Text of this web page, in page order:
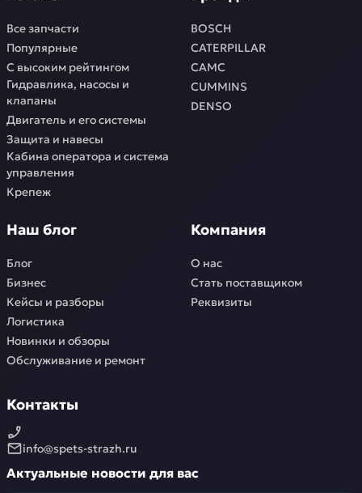
Все запчасти
Популярные
С высоким рейтингом
Гидравлика, насосы и
клапаны
Двигатель и его системы
Защита и навесы
Кабина оператора и система
управления
Крепеж
BOSCH
CATERPILLAR
CAMC
CUMMINS
DENSO
Наш блог
Блог
Бизнес
Кейсы и разборы
Логистика
Новинки и обзоры
Обслуживание и ремонт
Компания
О нас
Стать поставщиком
Реквизиты
Контакты
info@spets-strazh.ru
Актуальные новости для вас